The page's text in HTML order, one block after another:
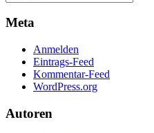
Meta
Anmelden
Eintrags-Feed
Kommentar-Feed
WordPress.org
Autoren